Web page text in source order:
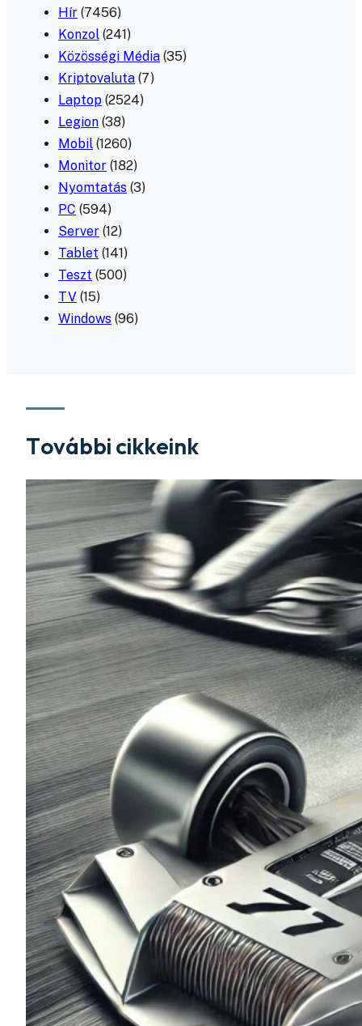
Hír (7456)
Konzol (241)
Közösségi Média (35)
Kriptovaluta (7)
Laptop (2524)
Legion (38)
Mobil (1260)
Monitor (182)
Nyomtatás (3)
PC (594)
Server (12)
Tablet (141)
Teszt (500)
TV (15)
Windows (96)
További cikkeink